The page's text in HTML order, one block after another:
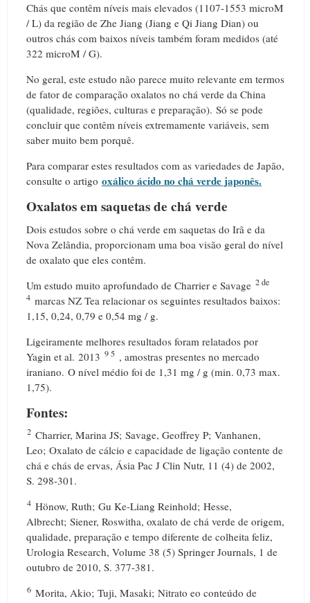
Chás que contêm níveis mais elevados (1107-1553 microM
/ L) da região de Zhe Jiang (Jiang e Qi Jiang Dian) ou
outros chás com baixos níveis também foram medidos (até
322 microM / G).
No geral, este estudo não parece muito relevante em termos
de fator de comparação oxalatos no chá verde da China
(qualidade, regiões, culturas e preparação). Só se pode
concluir que contêm níveis extremamente variáveis, sem
saber muito bem porquê.
Para comparar estes resultados com as variedades de Japão,
consulte o artigo oxálico ácido no chá verde japonês.
Oxalatos em saquetas de chá verde
Dois estudos sobre o chá verde em saquetas do Irã e da
Nova Zelândia, proporcionam uma boa visão geral do nível
de oxalato que eles contêm.
Um estudo muito aprofundado de Charrier e Savage 2 de
4 marcas NZ Tea relacionar os seguintes resultados baixos:
1,15, 0,24, 0,79 e 0,54 mg / g.
Ligeiramente melhores resultados foram relatados por
Yagin et al. 2013 9 5 , amostras presentes no mercado
iraniano. O nível médio foi de 1,31 mg / g (min. 0,73 max.
1,75).
Fontes:
2 Charrier, Marina JS; Savage, Geoffrey P; Vanhanen,
Leo; Oxalato de cálcio e capacidade de ligação contente de
chá e chás de ervas, Ásia Pac J Clin Nutr, 11 (4) de 2002,
S. 298-301.
4 Hönow, Ruth; Gu Ke-Liang Reinhold; Hesse,
Albrecht; Siener, Roswitha, oxalato de chá verde de origem,
qualidade, preparação e tempo diferente de colheita feliz,
Urologia Research, Volume 38 (5) Springer Journals, 1 de
outubro de 2010, S. 377-381.
6 Morita, Akio; Tuji, Masaki; Nitrato eo conteúdo de